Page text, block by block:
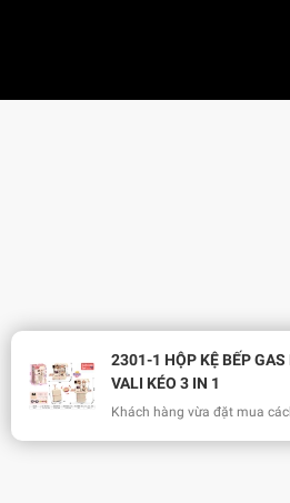
2301-1 HỘP KỆ BẾP GAS
VALI KÉO 3 IN 1
Khách hàng vừa đặt mua